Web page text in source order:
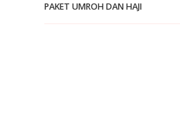
PAKET UMROH DAN HAJI